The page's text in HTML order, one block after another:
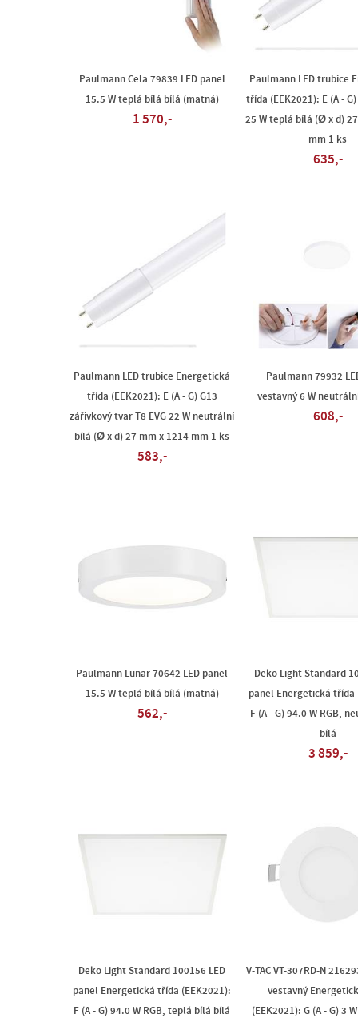
Paulmann Cela 79839 LED panel
15.5 W teplá bílá bílá (matná)
1 570,-
Paulmann LED trubice
třída (EEK2021): E (A - G)
25 W teplá bílá (Ø x d)
mm 1 ks
635,-
Paulmann LED trubice Energetická
třída (EEK2021): E (A - G) G13
zářivkový tvar T8 EVG 22 W neutrální
bílá (Ø x d) 27 mm x 1214 mm 1 ks
583,-
Paulmann 79932
vestavný 6 W
608,-
Paulmann Lunar 70642 LED panel
15.5 W teplá bílá bílá (matná)
562,-
Deko Light Standard
panel Energetická třída
F (A - G) 94.0 W RGB,
bílá
3 859,-
Deko Light Standard 100156 LED
panel Energetická třída (EEK2021):
F (A - G) 94.0 W RGB, teplá bílá bílá
V-TAC VT-307RD-N
vestavný
(EEK2021): G (A - G) 3